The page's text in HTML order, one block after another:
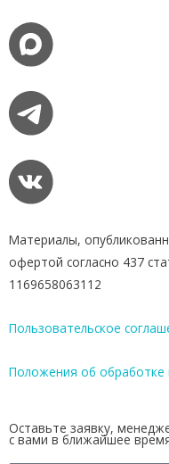
Материалы,
офертой согласно 437
1169658063112
Пользовательское
Положения об обработке
Оставьте заявку,
с вами в ближайшее